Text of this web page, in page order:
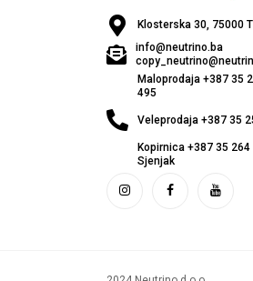
Klosterska 30, 75000
info@neutrino.ba
Maloprodaja +387 35
495
Veleprodaja +387 35
Kopirnica +387 35
Sjenjak